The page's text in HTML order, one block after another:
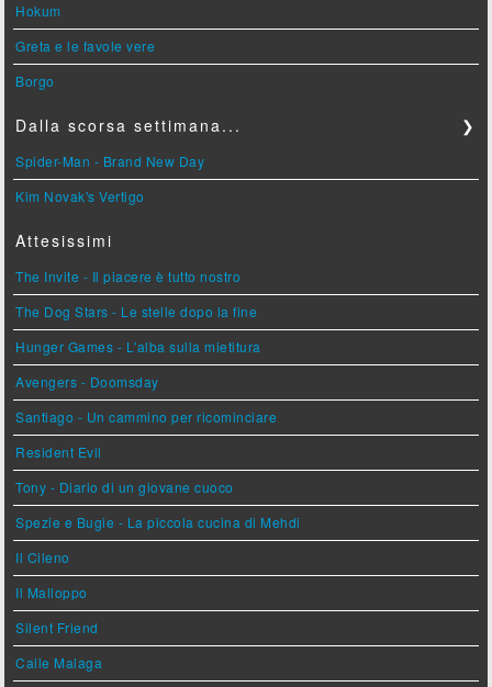
Hokum
Greta e le favole vere
Borgo
Dalla scorsa settimana... ❯
Spider-Man - Brand New Day
Kim Novak's Vertigo
Attesissimi
The Invite - Il piacere è tutto nostro
The Dog Stars - Le stelle dopo la fine
Hunger Games - L'alba sulla mietitura
Avengers - Doomsday
Santiago - Un cammino per ricominciare
Resident Evil
Tony - Diario di un giovane cuoco
Spezie e Bugie - La piccola cucina di Mehdi
Il Cileno
Il Malloppo
Silent Friend
Calle Malaga